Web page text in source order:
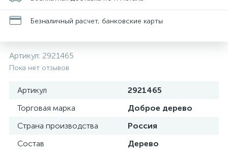
Безналичный расчет, банковские карты
Артикул: 2921465
Пока нет отзывов
Артикул
2921465
Торговая марка
Доброе дерево
Страна производства
Россия
Состав
Дерево